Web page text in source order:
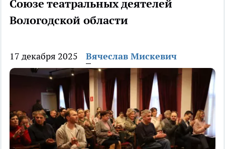
Союзе театральных деятелей
Вологодской области
17 декабря 2025 Вячеслав Мискевич